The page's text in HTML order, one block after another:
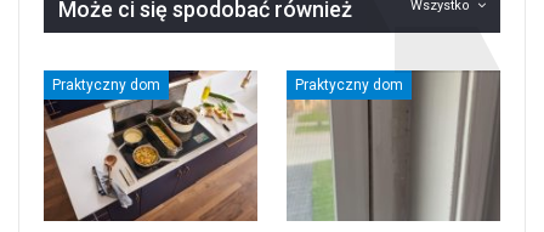
Wszystko
Może ci się spodobać również
Praktyczny dom Praktyczny dom